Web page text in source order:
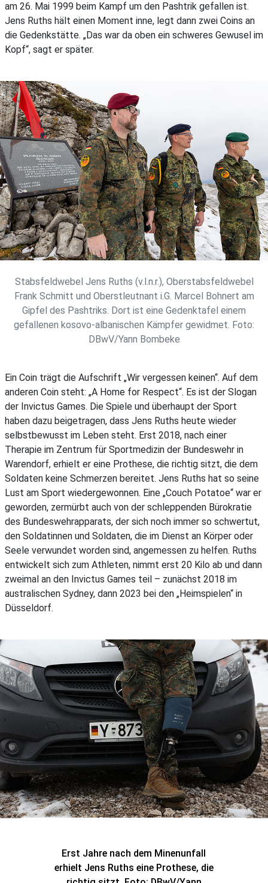
am 26. Mai 1999 beim Kampf um den Pashtrik gefallen ist.
Jens Ruths hält einen Moment inne, legt dann zwei Coins an
die Gedenkstätte. „Das war da oben ein schweres Gewusel im
Kopf“, sagt er später.
Stabsfeldwebel Jens Ruths (v.l.n.r.), Oberstabsfeldwebel
Frank Schmitt und Oberstleutnant i.G. Marcel Bohnert am
Gipfel des Pashtriks. Dort ist eine Gedenktafel einem
gefallenen kosovo-albanischen Kämpfer gewidmet. Foto:
DBwV/Yann Bombeke
Ein Coin trägt die Aufschrift „Wir vergessen keinen“. Auf dem
anderen Coin steht: „A Home for Respect“. Es ist der Slogan
der Invictus Games. Die Spiele und überhaupt der Sport
haben dazu beigetragen, dass Jens Ruths heute wieder
selbstbewusst im Leben steht. Erst 2018, nach einer
Therapie im Zentrum für Sportmedizin der Bundeswehr in
Warendorf, erhielt er eine Prothese, die richtig sitzt, die dem
Soldaten keine Schmerzen bereitet. Jens Ruths hat so seine
Lust am Sport wiedergewonnen. Eine „Couch Potatoe“ war er
geworden, zermürbt auch von der schleppenden Bürokratie
des Bundeswehrapparats, der sich noch immer so schwertut,
den Soldatinnen und Soldaten, die im Dienst an Körper oder
Seele verwundet worden sind, angemessen zu helfen. Ruths
entwickelt sich zum Athleten, nimmt erst 20 Kilo ab und dann
zweimal an den Invictus Games teil – zunächst 2018 im
australischen Sydney, dann 2023 bei den „Heimspielen“ in
Düsseldorf.
Erst Jahre nach dem Minenunfall
erhielt Jens Ruths eine Prothese, die